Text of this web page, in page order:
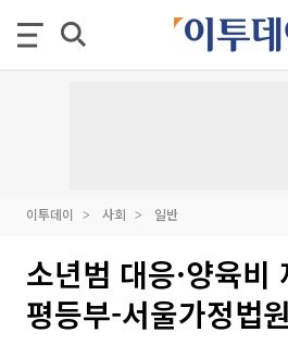
이투데이 사회 일반
소년범 대응·양육
평등부-서울가정법